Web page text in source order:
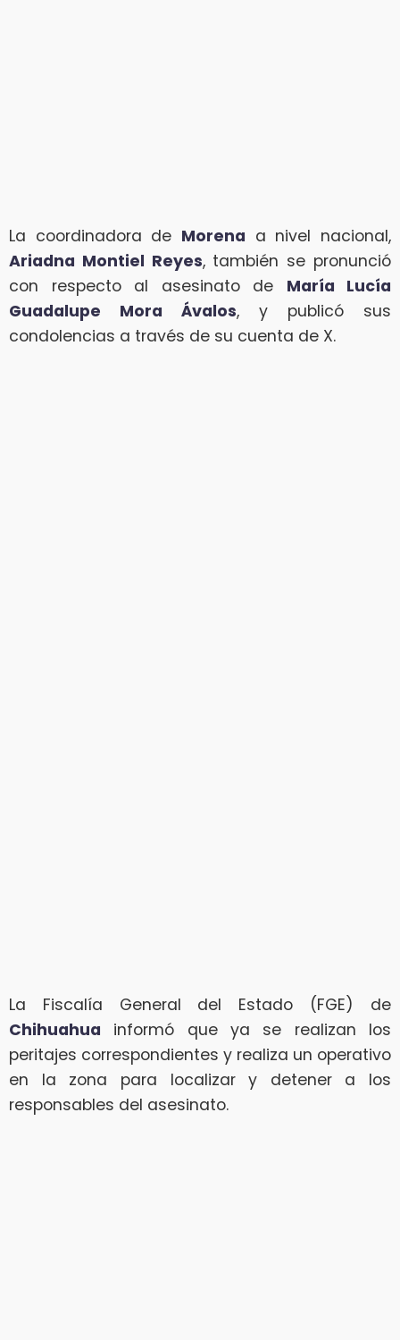
La coordinadora de Morena a nivel nacional,
Ariadna Montiel Reyes, también se pronunció
con respecto al asesinato de María Lucía
Guadalupe Mora Ávalos, y publicó sus
condolencias a través de su cuenta de X.
La Fiscalía General del Estado (FGE) de
Chihuahua informó que ya se realizan los
peritajes correspondientes y realiza un operativo
en la zona para localizar y detener a los
responsables del asesinato.